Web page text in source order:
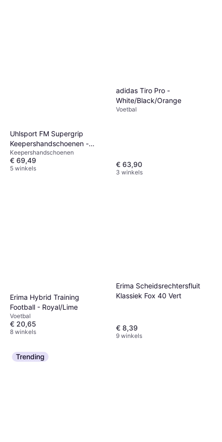
Uhlsport FM Supergrip
Keepershandschoenen -
White/Black
Keepershandschoenen
€ 69,49
5 winkels
adidas Tiro Pro -
White/Black/Orange
Voetbal
€ 63,90
3 winkels
Erima Hybrid Training
Football - Royal/Lime
Voetbal
€ 20,65
8 winkels
Erima Scheidsrechtersfluit
Klassiek Fox 40 Vert
€ 8,39
9 winkels
Trending